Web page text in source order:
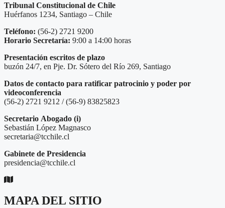
Tribunal Constitucional de Chile
Huérfanos 1234, Santiago – Chile
Teléfono: (56-2) 2721 9200
Horario Secretaría: 9:00 a 14:00 horas
Presentación escritos de plazo
buzón 24/7, en Pje. Dr. Sótero del Río 269, Santiago
Datos de contacto para ratificar patrocinio y poder por
videoconferencia
(56-2) 2721 9212 / (56-9) 83825823
Secretario Abogado (i)
Sebastián López Magnasco
secretaria@tcchile.cl
Gabinete de Presidencia
presidencia@tcchile.cl
MAPA DEL SITIO